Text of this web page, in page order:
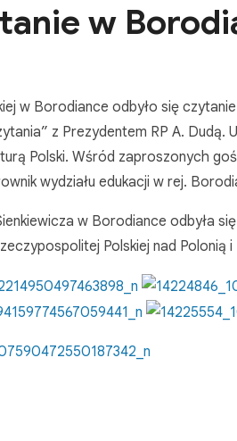
w
w Borodiance odbyło się
z Prezydentem RP A. Dudą.
Polski. Wśród zaproszonych
wydziału edukacji w rej.
w Borodiance odbyła
Polskiej nad Polonią i